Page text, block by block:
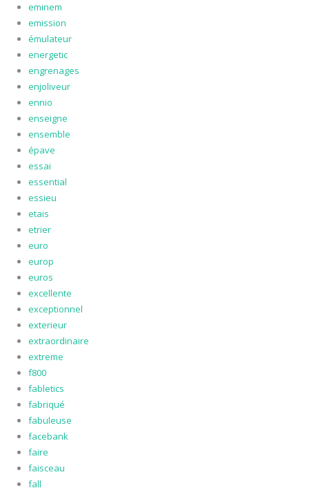
eminem
emission
émulateur
energetic
engrenages
enjoliveur
ennio
enseigne
ensemble
épave
essai
essential
essieu
etais
etrier
euro
europ
euros
excellente
exceptionnel
exterieur
extraordinaire
extreme
f800
fabletics
fabriqué
fabuleuse
facebank
faire
faisceau
fall